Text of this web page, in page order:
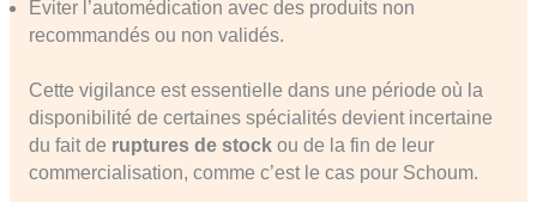
Éviter l’automédication avec des produits non
recommandés ou non validés.
Cette vigilance est essentielle dans une période où la
disponibilité de certaines spécialités devient incertaine
du fait de ruptures de stockou de la fin de leur
commercialisation, comme c’est le cas pour Schoum.